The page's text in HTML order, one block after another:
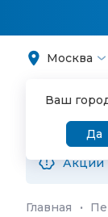
Москва
Ваш
Да
Акции
Главная ·